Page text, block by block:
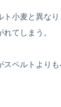
ト小麦と異な
てしまう。
スペルトより